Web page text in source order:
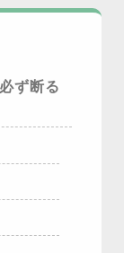
ず断る